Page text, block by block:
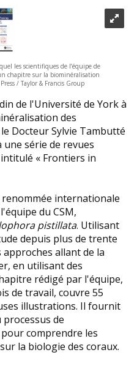
les scientifiques de l’équipe de
chapitre sur la biominéralisation
/ Taylor & Francis Group
de l'Université de York à
des
Docteur Sylvie Tambutté
série de revues
« Frontiers in
internationale
du CSM,
pistillata. Utilisant
depuis plus de trente
approches allant de la
en utilisant des
rédigé par l'équipe,
de travail, couvre 55
illustrations. Il fournit
de
comprendre les
la biologie des coraux.